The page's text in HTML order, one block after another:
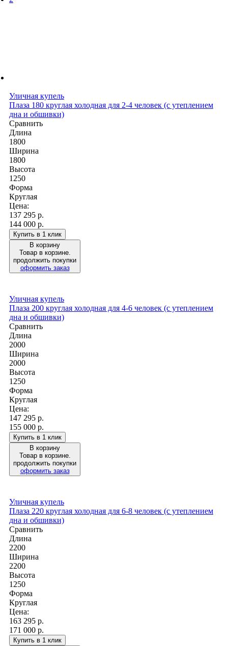
Уличная купель
Плаза 180 круглая холодная для 2-4 человек (с утеплением
дна и обшивки)
Сравнить
Длина
1800
Ширина
1800
Высота
1250
Форма
Круглая
Цена:
137 295 р.
144 000 р.
Купить в 1 клик
В корзину
Товар в корзине.
продолжить покупки
оформить заказ
Уличная купель
Плаза 200 круглая холодная для 4-6 человек (с утеплением
дна и обшивки)
Сравнить
Длина
2000
Ширина
2000
Высота
1250
Форма
Круглая
Цена:
147 295 р.
155 000 р.
Купить в 1 клик
В корзину
Товар в корзине.
продолжить покупки
оформить заказ
Уличная купель
Плаза 220 круглая холодная для 6-8 человек (с утеплением
дна и обшивки)
Сравнить
Длина
2200
Ширина
2200
Высота
1250
Форма
Круглая
Цена:
163 295 р.
171 000 р.
Купить в 1 клик